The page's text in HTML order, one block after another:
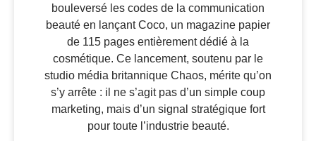
bouleversé les codes de la communication
beauté en lançant Coco, un magazine papier
de 115 pages entièrement dédié à la
cosmétique. Ce lancement, soutenu par le
studio média britannique Chaos, mérite qu’on
s’y arrête : il ne s’agit pas d’un simple coup
marketing, mais d’un signal stratégique fort
pour toute l’industrie beauté.